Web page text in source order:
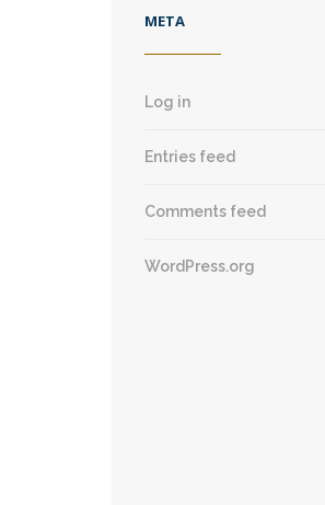
META
Log in
Entries feed
Comments feed
WordPress.org